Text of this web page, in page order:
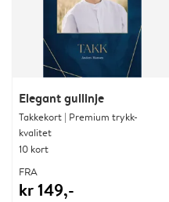
Elegant gullinje
Takkekort | Premium trykk-
kvalitet
10 kort
FRA
kr 149,-